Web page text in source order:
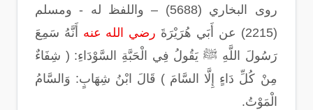
روى البخاري (5688) – واللفظ له - ومسلم
(2215) عن أَبَي هُرَيْرَةَ
رضي الله عنه أَنَّهُ سَمِعَ
رَسُولَ اللَّهِ ﷺ يَقُولُ فِي الْحَبَّةِ السَّوْدَاءِ: ( شِفَاءٌ
مِنْ كُلِّ دَاءٍ إِلَّا السَّامَ ) قَالَ ابْنُ شِهَابٍ: وَالسَّامُ
الْمَوْتُ.